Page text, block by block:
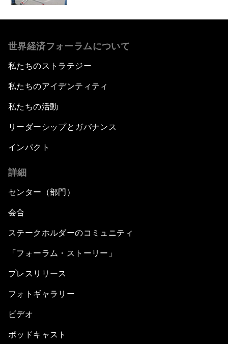
世界経済フォーラムについて
私たちのストラテジー
私たちのアイデンティティ
私たちの活動
リーダーシップとガバナンス
インパクト
詳細
センター（部門）
会合
ステークホルダーのコミュニティ
「フォーラム・ストーリー」
プレスリリース
フォトギャラリー
ビデオ
ポッドキャスト